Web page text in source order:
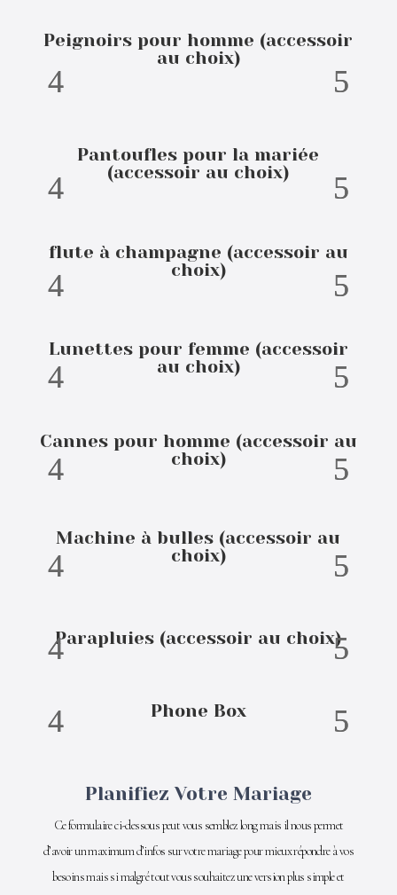
Peignoirs pour homme (accessoir
au choix)
Pantoufles pour la mariée
(accessoir au choix)
flute à champagne (accessoir au
choix)
Lunettes pour femme (accessoir
au choix)
Cannes pour homme (accessoir au
choix)
Machine à bulles (accessoir au
choix)
Parapluies (accessoir au choix)
Phone Box
Planifiez Votre Mariage
Ce formulaire ci-dessous peut vous semblez long mais il nous permet
d’avoir un maximum d’infos sur votre mariage pour mieux répondre à vos
besoins mais si malgré tout vous souhaitez une version plus simple et